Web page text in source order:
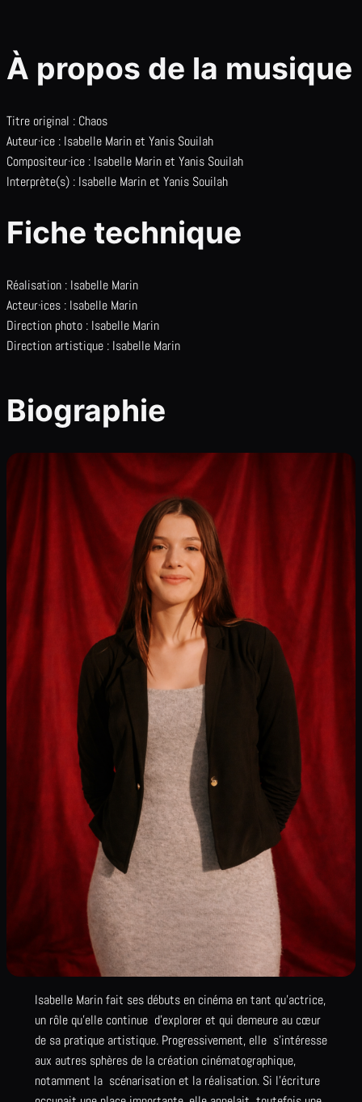
À propos de la musique
Titre original : Chaos
Auteur·ice : Isabelle Marin et Yanis Souilah
Compositeur·ice : Isabelle Marin et Yanis Souilah
Interprète(s) : Isabelle Marin et Yanis Souilah
Fiche technique
Réalisation : Isabelle Marin
Acteur·ices : Isabelle Marin
Direction photo : Isabelle Marin
Direction artistique : Isabelle Marin
Biographie
Isabelle Marin fait ses débuts en cinéma en tant qu’actrice,
un rôle qu’elle continue d’explorer et qui demeure au cœur
de sa pratique artistique. Progressivement, elle s’intéresse
aux autres sphères de la création cinématographique,
notamment la scénarisation et la réalisation. Si l’écriture